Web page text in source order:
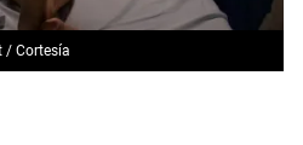
/ Cortesía